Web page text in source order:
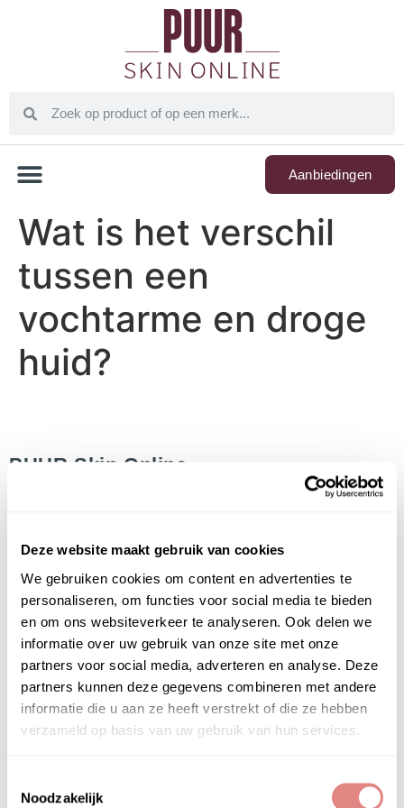
Deze website maakt gebruik van cookies
We gebruiken cookies om content en advertenties te
personaliseren, om functies voor social media te bieden
en om ons websiteverkeer te analyseren. Ook delen we
informatie over uw gebruik van onze site met onze
partners voor social media, adverteren en analyse. Deze
partners kunnen deze gegevens combineren met andere
informatie die u aan ze heeft verstrekt of die ze hebben
verzameld op basis van uw gebruik van hun services.
Noodzakelijk
Aanbiedingen
Wat is het verschil
tussen een
vochtarme en droge
huid?
PUUR Skin Online
Het Instituut
Gratis huidadvies
Contact
Privacyverklaring
Algemene Voorwaarden
Veelgestelde vragen (FAQ)
Het PUUR Skin Online is onderdeel vanPUUR
Huidinstituu t & PUUR Natural Skin
Acne